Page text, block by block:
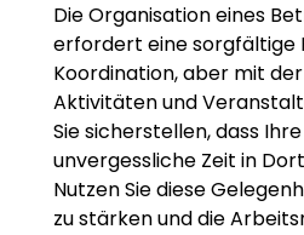
Die Organisation eines
erfordert eine sorgfältige
Koordination, aber mit
Aktivitäten und
Sie sicherstellen, dass
unvergessliche Zeit in
Nutzen Sie diese
zu stärken und die